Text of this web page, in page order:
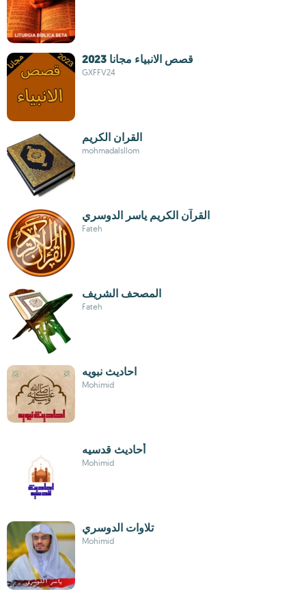
قصص الانبياء مجانا 2023
GXFFV24
القران الكريم
mohmadalsllom
القرآن الكريم ياسر الدوسري
Fateh
المصحف الشريف
Fateh
احاديث نبويه
Mohimid
أحاديث قدسيه
Mohimid
تلاوات الدوسري
Mohimid